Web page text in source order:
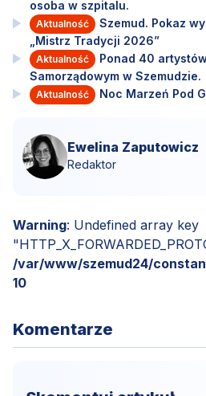
osoba w szpitalu.
Aktualność
Szemud. Pokaz
„Mistrz Tradycji 2026”
Aktualność
Ponad 40
Samorządowym w Szemudzie.
Aktualność Noc Marzeń Pod
Ewelina Zaputowicz
Redaktor
Warning: Undefined array key
/var/www/szemud24/
10
Komentarze